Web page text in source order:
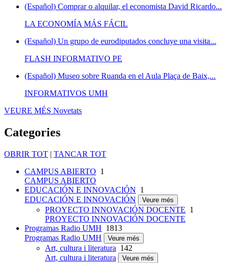
(Español) Comprar o alquilar, el economista David Ricardo...
LA ECONOMÍA MÁS FÁCIL
(Español) Un grupo de eurodiputados concluye una visita...
FLASH INFORMATIVO PE
(Español) Museo sobre Ruanda en el Aula Plaça de Baix,...
INFORMATIVOS UMH
VEURE MÉS Novetats
Categories
OBRIR TOT | TANCAR TOT
CAMPUS ABIERTO 1
CAMPUS ABIERTO
EDUCACIÓN E INNOVACIÓN 1
EDUCACIÓN E INNOVACIÓN
Veure més
PROYECTO INNOVACIÓN DOCENTE 1
PROYECTO INNOVACIÓN DOCENTE
Programas Radio UMH 1813
Programas Radio UMH
Veure més
Art, cultura i literatura 142
Art, cultura i literatura
Veure més